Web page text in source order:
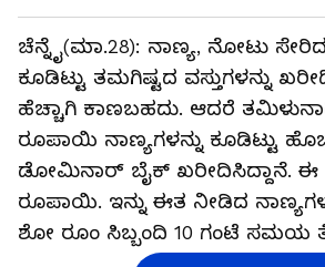
ಚೆನ್ನೈ(ಮಾ.28): ನಾಣ್ಯ, ನೋಟು
ಕೂಡಿಟ್ಟು ತಮಗಿಷ್ಟದ ವಸ್ತುಗಳನ್ನು
ಹೆಚ್ಚಾಗಿ ಕಾಣಬಹದು. ಆದರೆ
ರೂಪಾಯಿ ನಾಣ್ಯಗಳನ್ನು ಕೂಡಿಟ್ಟು
ಡೋಮಿನಾರ್ ಬೈಕ್ ಖರೀದಿಸಿದ್ದಾನೆ. ಈ
ರೂಪಾಯಿ. ಇನ್ನು ಈತ ನೀಡಿದ
ಶೋ ರೂಂ ಸಿಬ್ಬಂದಿ 10 ಗಂಟೆ ಸಮಯ